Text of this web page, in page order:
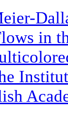
in